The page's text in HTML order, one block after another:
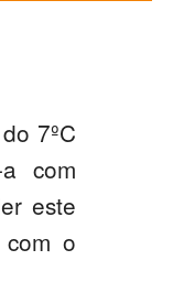
7ºC
com
este
o